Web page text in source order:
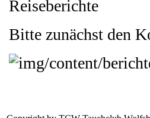
Reiseberichte
Bitte zunächst den